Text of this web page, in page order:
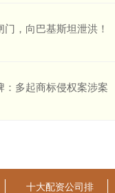
，向巴基斯坦泄洪！
多起商标侵权案涉案
十大配资公司排